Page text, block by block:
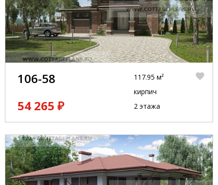
106-58
54 265 ₽
117.95 м²
кирпич
2 этажа